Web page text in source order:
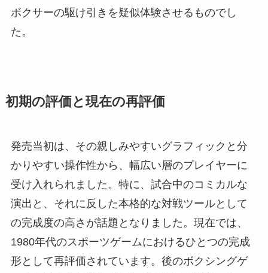
ボクサーの駆け引きを疑似体験させるものでし
た。
初期の評価と現在の再評価
発売当初は、その親しみやすいグラフィックと分
かりやすい操作性から、幅広い層のプレイヤーに
受け入れられました。特に、試合中のコミカルな
演出と、それに反した本格的な対戦ツールとして
の完成度の高さが話題となりました。現在では、
1980年代のスポーツゲームにおけるひとつの完成
形として再評価されています。後のボクシングゲ